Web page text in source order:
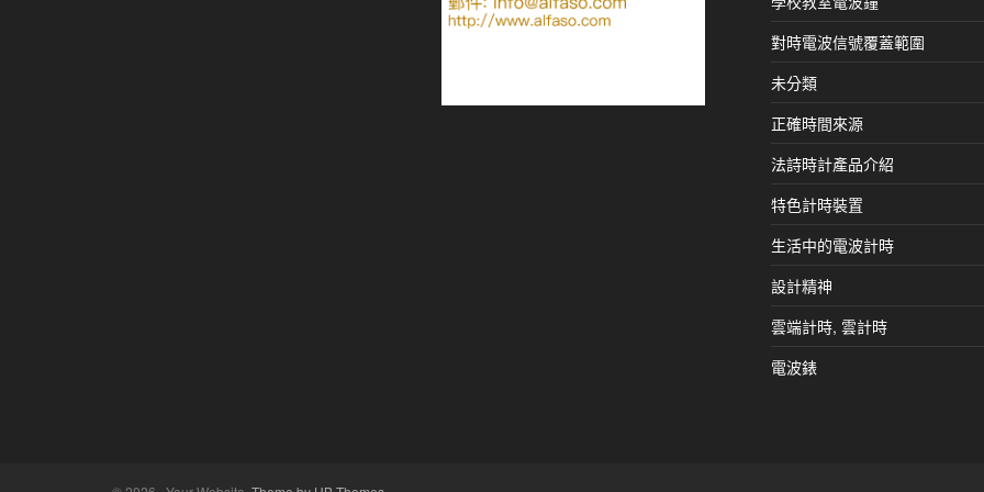
對時電波信號覆蓋範圍
未分類
正確時間來源
法詩時計產品介紹
特色計時裝置
生活中的電波計時
設計精神
雲端計時, 雲計時
電波錶